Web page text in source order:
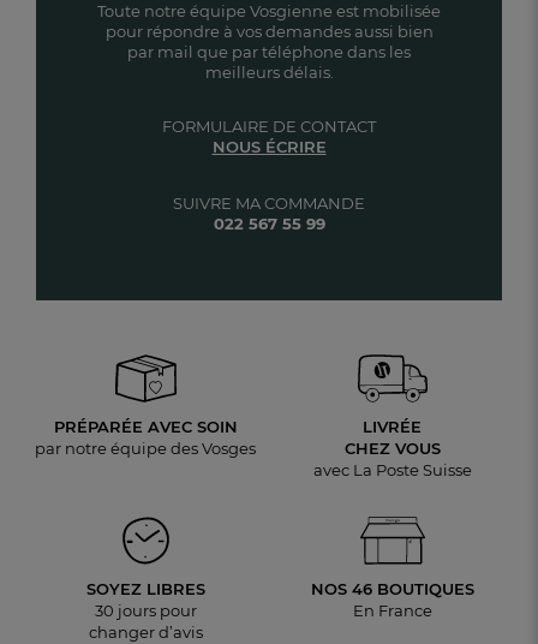
Toute notre équipe Vosgienne est mobilisée
pour répondre à vos demandes aussi bien
par mail que par téléphone dans les
meilleurs délais.
SUIVRE MA COMMANDE
022 567 55 99
FORMULAIRE DE CONTACT
NOUS ÉCRIRE
PRÉPARÉE AVEC SOIN
par notre équipe des Vosges
LIVRÉE
CHEZ VOUS
avec La Poste Suisse
SOYEZ LIBRES
30 jours pour
changer d’avis
NOS 46 BOUTIQUES
En France